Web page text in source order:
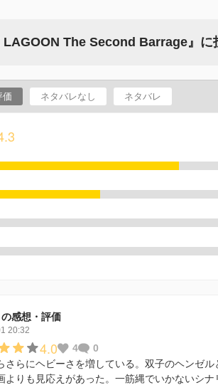
LAGOON The Second Barrage』に
価 ネタバレなし ネタバレ
感想・評価
20:32
4.0 4
0
さらにヘビーさを増している。双子のヘンゼ
よりも見応えがあった。一筋縄でいかないシナ